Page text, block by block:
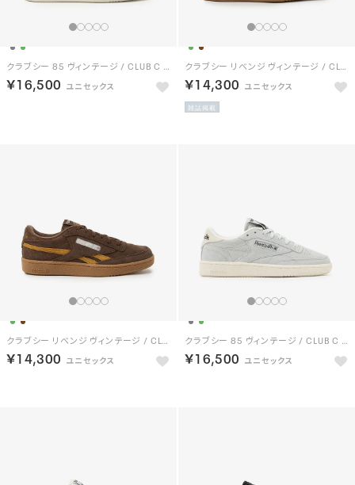
クラブシー 85 ヴィンテージ / CLUB C 85 VINTAGE （グリーン）
￥16,500
クラブシー リベンジ ヴィンテージ / CLUB C REVENGE VINTAGE （グリーン）
￥14,300
雑誌掲載
クラブシー リベンジ ヴィンテージ / CLUB C REVENGE VINTAGE （ブラウン）
￥14,300
クラブシー 85 ヴィンテージ / CLUB C 85 VINTAGE （グレー）
￥16,500